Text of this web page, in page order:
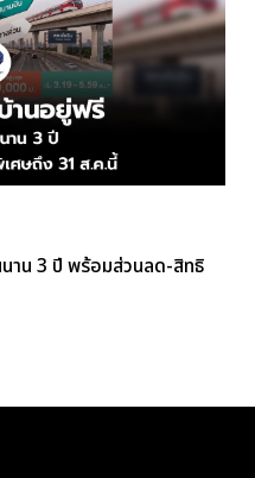
าน 3 ปี พร้อมส่วนลด-สิทธิ